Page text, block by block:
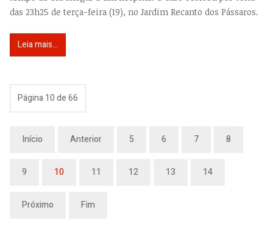
das 23h25 de terça-feira (19), no Jardim Recanto dos Pássaros.
Leia mais...
Página 10 de 66
Início Anterior 5 6 7 8
9 10 11 12 13 14
Próximo Fim